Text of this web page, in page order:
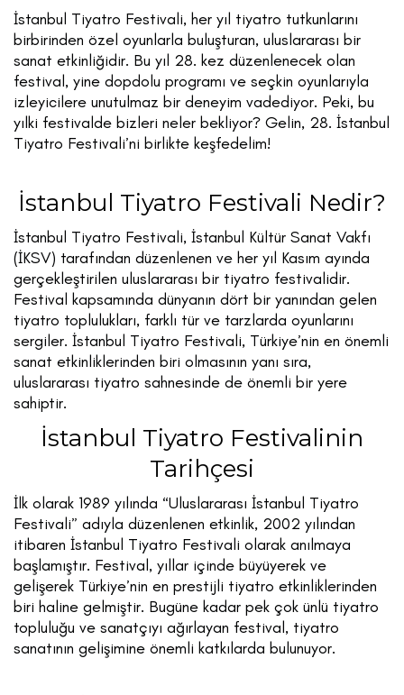
İstanbul Tiyatro Festivali, her yıl tiyatro tutkunlarını
birbirinden özel oyunlarla buluşturan, uluslararası bir
sanat etkinliğidir. Bu yıl 28. kez düzenlenecek olan
festival, yine dopdolu programı ve seçkin oyunlarıyla
izleyicilere unutulmaz bir deneyim vadediyor. Peki, bu
yılki festivalde bizleri neler bekliyor? Gelin, 28. İstanbul
Tiyatro Festivali’ni birlikte keşfedelim!
İstanbul Tiyatro Festivali Nedir?
İstanbul Tiyatro Festivali, İstanbul Kültür Sanat Vakfı
(İKSV) tarafından düzenlenen ve her yıl Kasım ayında
gerçekleştirilen uluslararası bir tiyatro festivalidir.
Festival kapsamında dünyanın dört bir yanından gelen
tiyatro toplulukları, farklı tür ve tarzlarda oyunlarını
sergiler. İstanbul Tiyatro Festivali, Türkiye’nin en önemli
sanat etkinliklerinden biri olmasının yanı sıra,
uluslararası tiyatro sahnesinde de önemli bir yere
sahiptir.
İstanbul Tiyatro Festivalinin
Tarihçesi
İlk olarak 1989 yılında “Uluslararası İstanbul Tiyatro
Festivali” adıyla düzenlenen etkinlik, 2002 yılından
itibaren İstanbul Tiyatro Festivali olarak anılmaya
başlamıştır. Festival, yıllar içinde büyüyerek ve
gelişerek Türkiye’nin en prestijli tiyatro etkinliklerinden
biri haline gelmiştir. Bugüne kadar pek çok ünlü tiyatro
topluluğu ve sanatçıyı ağırlayan festival, tiyatro
sanatının gelişimine önemli katkılarda bulunuyor.